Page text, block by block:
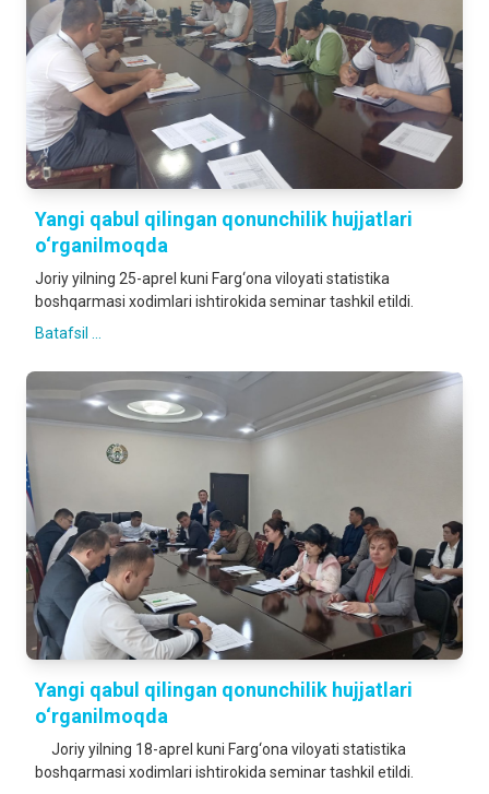
Yangi qabul qilingan qonunchilik hujjatlari
o‘rganilmoqda
Joriy yilning 25-aprel kuni Farg‘ona viloyati statistika
boshqarmasi xodimlari ishtirokida seminar tashkil etildi.
Batafsil ...
Yangi qabul qilingan qonunchilik hujjatlari
o‘rganilmoqda
Joriy yilning 18-aprel kuni Farg‘ona viloyati statistika
boshqarmasi xodimlari ishtirokida seminar tashkil etildi.